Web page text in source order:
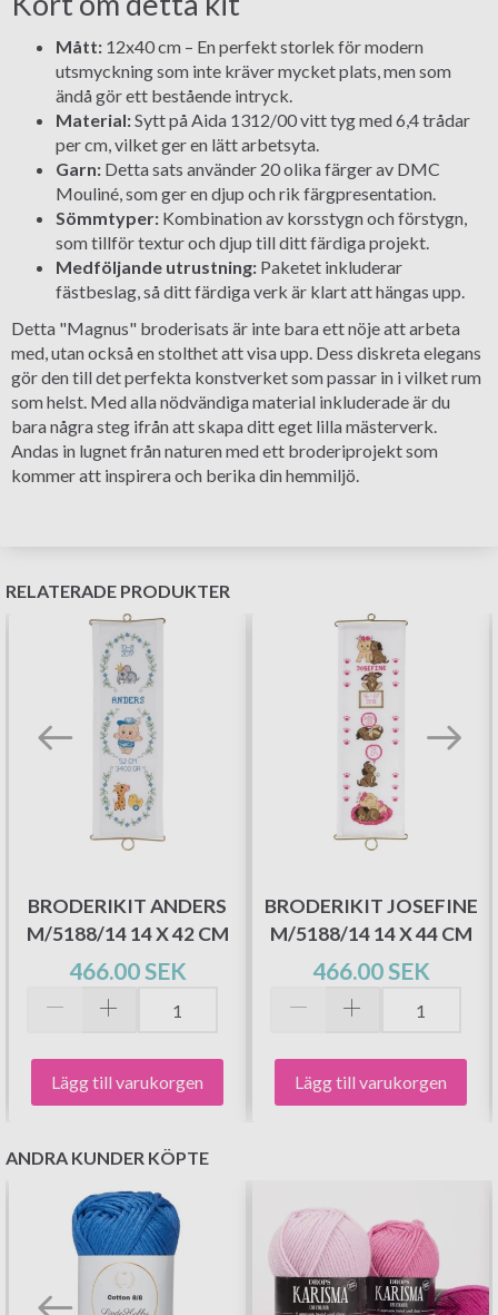
Mått: 12x40 cm – En perfekt storlek för modern
utsmyckning som inte kräver mycket plats, men som
ändå gör ett bestående intryck.
Material:Sytt på Aida 1312/00 vitt tyg med 6,4 trådar
per cm, vilket ger en lätt arbetsyta.
Garn: Detta sats använder 20 olika färger av DMC
Mouliné, som ger en djup och rik färgpresentation.
Sömmtyper: Kombination av korsstygn och förstygn,
som tillför textur och djup till ditt färdiga projekt.
Medföljande utrustning: Paketet inkluderar
fästbeslag, så ditt färdiga verk är klart att hängas upp.
Detta "Magnus" broderisats är inte bara ett nöje att arbeta
med, utan också en stolthet att visa upp. Dess diskreta elegans
gör den till det perfekta konstverket som passar in i vilket rum
som helst. Med alla nödvändiga material inkluderade är du
bara några steg ifrån att skapa ditt eget lilla mästerverk.
Andas in lugnet från naturen med ett broderiprojekt som
kommer att inspirera och berika din hemmiljö.
RELATERADE PRODUKTER
BRODERIKIT ANDERS
M/5188/14 14 X 42 CM
466.00 SEK
Lägg till varukorgen
BRODERIKIT JOSEFINE
M/5188/14 14 X 44 CM
466.00 SEK
Lägg till varukorgen
ANDRA KUNDER KÖPTE
Spara upp till 50%!